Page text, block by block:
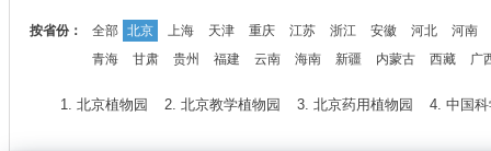
按省份： 全部 北京 上海 天津 重庆 江苏 浙江 安徽 河北
河南
青海
甘肃 贵州 福建 云南 海南 新疆 内蒙古 西藏 广
1. 北京植物园 2. 北京教学植物园 3. 北京药用植物园 4. 中国